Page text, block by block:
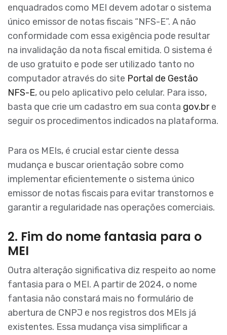
enquadrados como MEI devem adotar o sistema
único emissor de notas fiscais “NFS-E”. A não
conformidade com essa exigência pode resultar
na invalidação da nota fiscal emitida. O sistema é
de uso gratuito e pode ser utilizado tanto no
computador através do site Portal de Gestão
NFS-E, ou pelo aplicativo pelo celular. Para isso,
basta que crie um cadastro em sua conta gov.bre
seguir os procedimentos indicados na plataforma.
Para os MEIs, é crucial estar ciente dessa
mudança e buscar orientação sobre como
implementar eficientemente o sistema único
emissor de notas fiscais para evitar transtornos e
garantir a regularidade nas operações comerciais.
2. Fim do nome fantasia para o
MEI
Outra alteração significativa diz respeito ao nome
fantasia para o MEI. A partir de 2024, o nome
fantasia não constará mais no formulário de
abertura de CNPJ e nos registros dos MEIs já
existentes. Essa mudança visa simplificar a